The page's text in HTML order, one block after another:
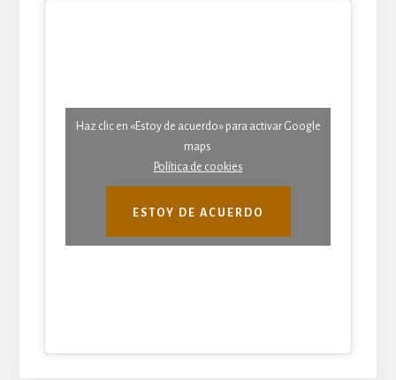
Haz clic en «Estoy de acuerdo» para activar Google
maps
Política de cookies
ESTOY DE ACUERDO